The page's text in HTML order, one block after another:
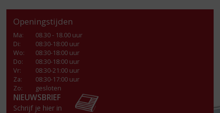
Openingstijden
Ma:
08.30 - 18.00 uur
Di:
08:30-18:00 uur
Wo:
08:30-18:00 uur
Do:
08:30-18:00 uur
Vr:
08:30-21:00 uur
Za:
08:30-17:00 uur
Zo:
gesloten
NIEUWSBRIEF
Schrijf je hier in